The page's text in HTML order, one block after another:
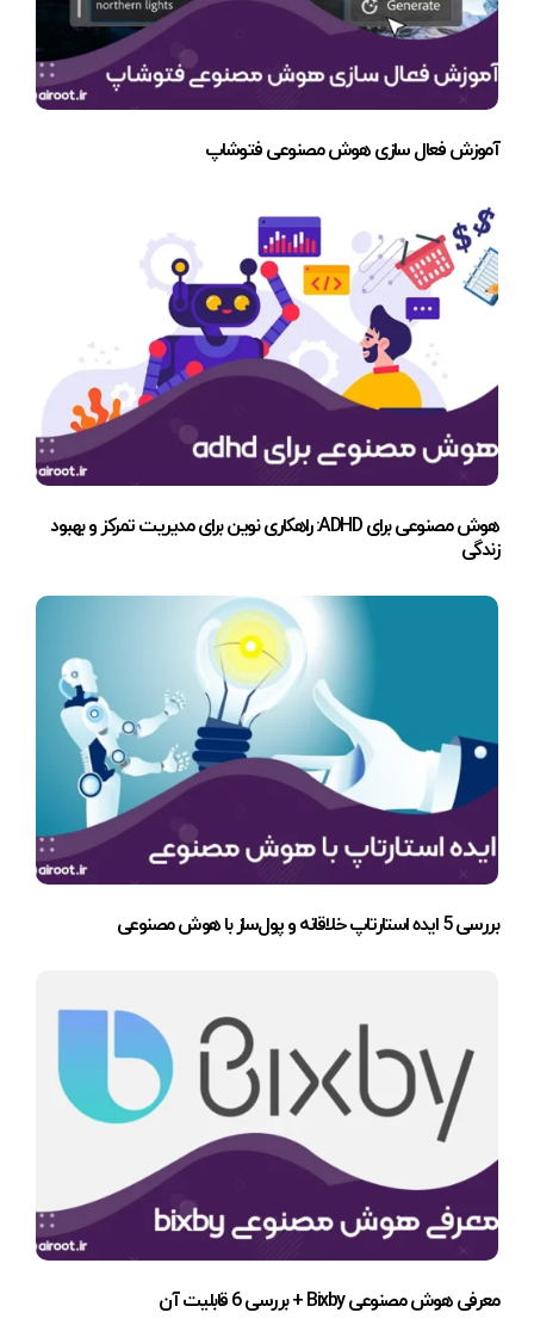
آموزش فعال سازی هوش مصنوعی فتوشاپ
هوش مصنوعی برای ADHD: راهکاری نوین برای مدیریت تمرکز و بهبود
زندگی
بررسی 5 ایده استارتاپ خلاقانه و پول‌ساز با هوش مصنوعی
معرفی هوش مصنوعی Bixby + بررسی 6 قابلیت آن